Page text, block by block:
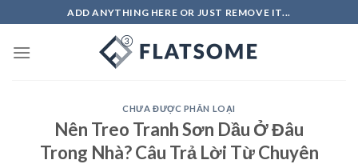
to
content
ADD ANYTHING HERE OR JUST REMOVE IT...
CHƯA ĐƯỢC PHÂN LOẠI
Nên Treo Tranh Sơn Dầu Ở Đâu
Trong Nhà? Câu Trả Lời Từ Chuyên